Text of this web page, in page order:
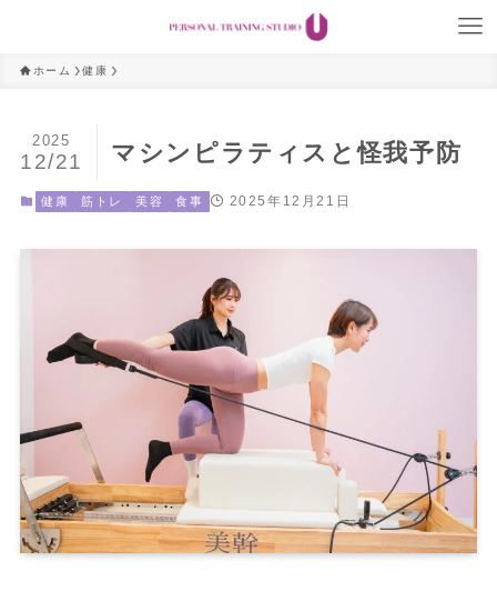
ホーム 健康
マシンピラティスと怪我予防
2025
12/21
健康 筋トレ 美容 食事 2025年12月21日